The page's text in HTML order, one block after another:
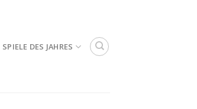
SPIELE DES JAHRES